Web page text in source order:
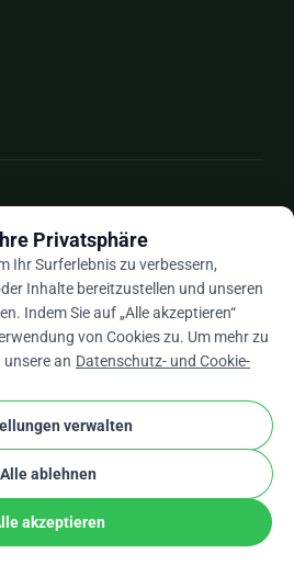
auf 500+ Bewertungen
Datenschutz und Cookies
stripe checkVerifizierter Partner
Privatsphäre
Ihr Surferlebnis zu verbessern,
Inhalte bereitzustellen und unseren
Indem Sie auf „Alle akzeptieren“
von Cookies zu. Um mehr zu
unsere an Datenschutz- und Cookie-
verwalten
Alle ablehnen
akzeptieren